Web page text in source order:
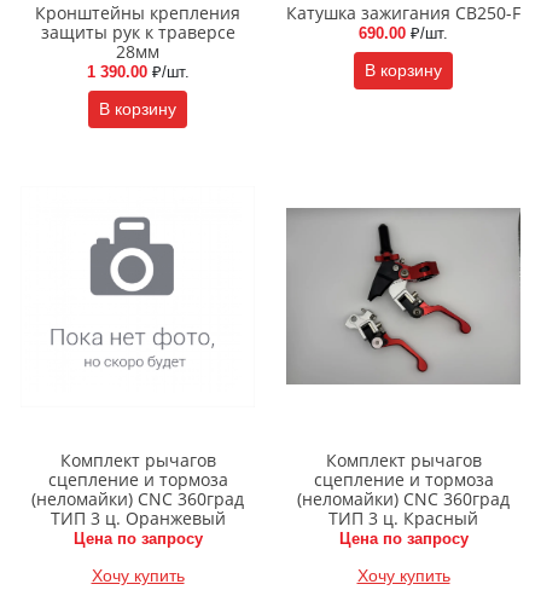
Кронштейны крепления
защиты рук к траверсе
28мм
1 390.00 ₽/шт.
В корзину
Катушка зажигания CB250-F
690.00 ₽/шт.
В корзину
Комплект рычагов
сцепление и тормоза
(неломайки) CNC 360град
ТИП 3 ц. Оранжевый
Цена по запросу
Хочу купить
Комплект рычагов
сцепление и тормоза
(неломайки) CNC 360град
ТИП 3 ц. Красный
Цена по запросу
Хочу купить